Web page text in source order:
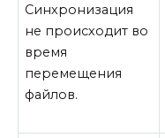
Синхронизация
не происходит во
время
перемещения
файлов.